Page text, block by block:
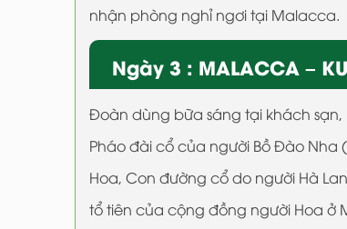
nhận phòng nghỉ ngơi tại Malacca.
Ngày 3 : MALACCA –
Đoàn dùng bữa sáng tại khách
Pháo đài cổ của người Bồ Đào Nha
Hoa, Con đường cổ do người Hà
tổ tiên của cộng đồng người Hoa ở